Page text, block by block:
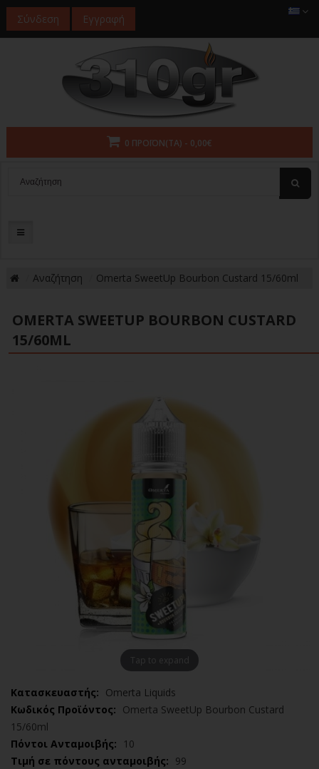
Σύνδεση Εγγραφή
0 ΠΡΟΪΌΝ(ΤΑ) - 0,00€
Αναζήτηση Omerta SweetUp Bourbon Custard 15/60ml
OMERTA SWEETUP BOURBON CUSTARD
15/60ML
Tap to expand
Κατασκευαστής: Omerta Liquids
Κωδικός Προϊόντος: Omerta SweetUp Bourbon Custard
15/60ml
Πόντοι Ανταμοιβής:
10
Τιμή σε πόντους ανταμοιβής: 99